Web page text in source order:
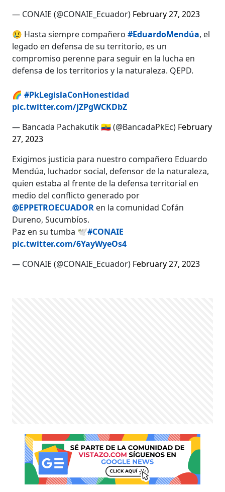
— CONAIE (@CONAIE_Ecuador) February 27, 2023
😢 Hasta siempre compañero#EduardoMendúa, el
legado en defensa de su territorio, es un
compromiso perenne para seguir en la lucha en
defensa de los territorios y la naturaleza. QEPD.
🌈#PkLegislaConHonestidad
pic.twitter.com/jZPgWCKDbZ
— Bancada Pachakutik 🇪🇨 (@BancadaPkEc) February
27, 2023
Exigimos justicia para nuestro compañero Eduardo
Mendúa, luchador social, defensor de la naturaleza,
quien estaba al frente de la defensa territorial en
medio del conflicto generado por
@EPPETROECUADOR en la comunidad Cofán
Dureno, Sucumbíos.
Paz en su tumba 🕊️#CONAIE
pic.twitter.com/6YayWyeOs4
— CONAIE (@CONAIE_Ecuador) February 27, 2023